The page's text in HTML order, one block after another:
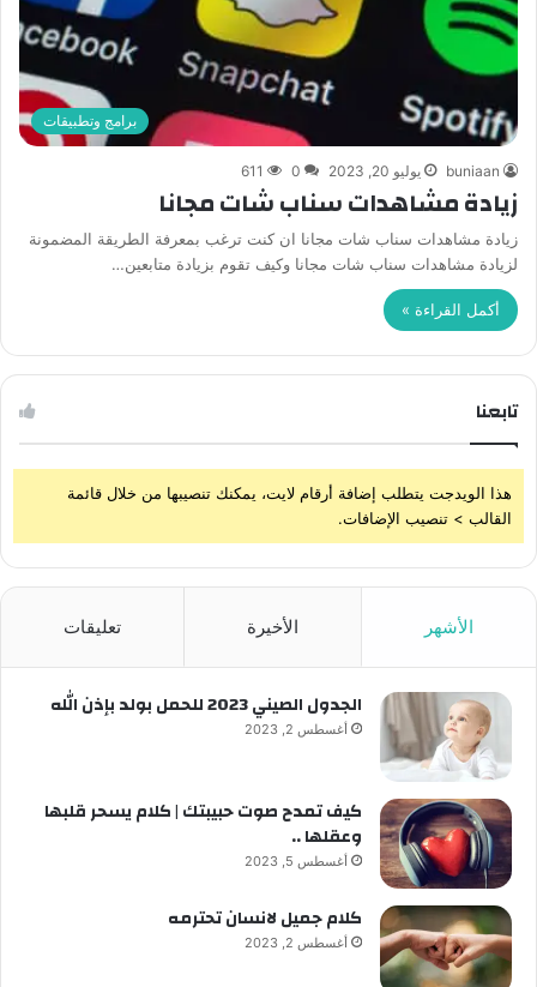
برامج وتطبيقات
buniaan يوليو 20, 2023 0
611
زيادة مشاهدات سناب شات مجانا
زيادة مشاهدات سناب شات مجانا ان كنت ترغب بمعرفة الطريقة المضمونة
لزيادة مشاهدات سناب شات مجانا وكيف تقوم بزيادة متابعين…
أكمل القراءة »
تابعنا
هذا الويدجت يتطلب إضافة أرقام لايت، يمكنك تنصيبها من خلال قائمة
القالب > تنصيب الإضافات.
الأشهر الأخيرة تعليقات
الجدول الصيني 2023 للحمل بولد بإذن الله
أغسطس 2, 2023
كيف تمدح صوت حبيبتك | كلام يسحر قلبها
وعقلها ..
أغسطس 5, 2023
كلام جميل لانسان تحترمه
أغسطس 2, 2023